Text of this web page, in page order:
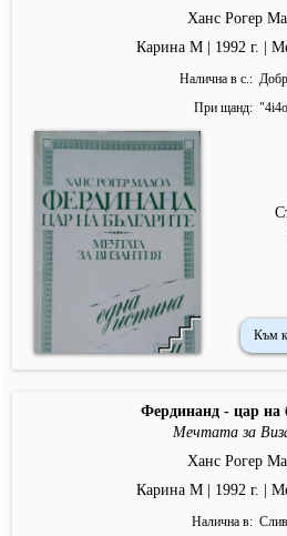
Ханс Рогер
Карина М | 1992 г. |
Налична в с.
При щанд
"
Към
Фердинанд - цар на
Мечтата за
Ханс Рогер
Карина М | 1992 г. |
Налична в